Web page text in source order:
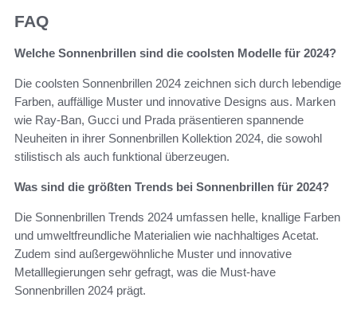
FAQ
Welche Sonnenbrillen sind die coolsten Modelle für 2024?
Die coolsten Sonnenbrillen 2024 zeichnen sich durch lebendige
Farben, auffällige Muster und innovative Designs aus. Marken
wie Ray-Ban, Gucci und Prada präsentieren spannende
Neuheiten in ihrer Sonnenbrillen Kollektion 2024, die sowohl
stilistisch als auch funktional überzeugen.
Was sind die größten Trends bei Sonnenbrillen für 2024?
Die Sonnenbrillen Trends 2024 umfassen helle, knallige Farben
und umweltfreundliche Materialien wie nachhaltiges Acetat.
Zudem sind außergewöhnliche Muster und innovative
Metalllegierungen sehr gefragt, was die Must-have
Sonnenbrillen 2024 prägt.